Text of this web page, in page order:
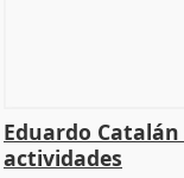
Eduardo
actividades